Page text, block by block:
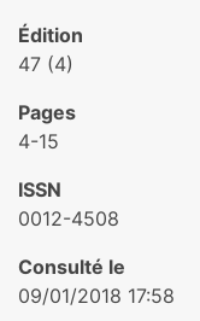
Édition
47 (4)
Pages
4-15
ISSN
0012-4508
Consulté le
09/01/2018 17:58